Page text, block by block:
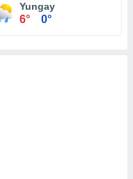
Yungay
6° 0°